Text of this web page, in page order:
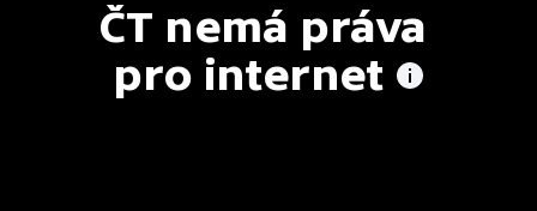
ČT nemá práva
pro internet